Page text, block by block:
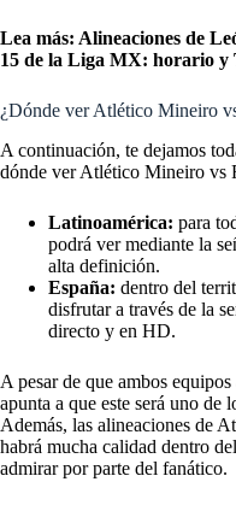
Lea más: Alineaciones de
15 de la Liga MX: horario y
¿Dónde ver Atlético Mineiro
A continuación, te dejamos
dónde ver Atlético Mineiro vs
Latinoamérica: para
podrá ver mediante la
alta definición.
España: dentro del
disfrutar a través de la
directo y en HD.
A pesar de que ambos
apunta a que este será uno de
Además, las alineaciones de
habrá mucha calidad dentro
admirar por parte del fanático.